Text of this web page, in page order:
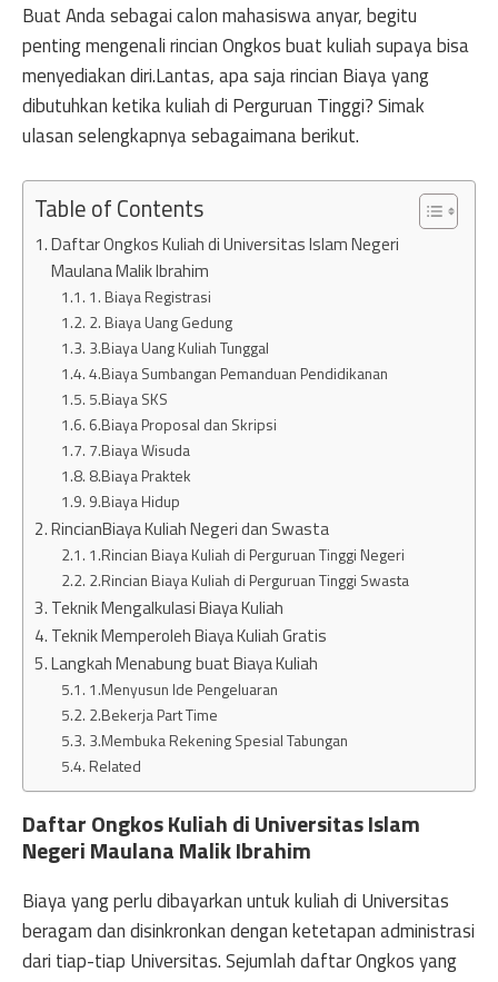
Buat Anda sebagai calon mahasiswa anyar, begitu
penting mengenali rincian Ongkos buat kuliah supaya bisa
menyediakan diri.Lantas, apa saja rincian Biaya yang
dibutuhkan ketika kuliah di Perguruan Tinggi? Simak
ulasan selengkapnya sebagaimana berikut.
Table of Contents
Daftar Ongkos Kuliah di Universitas Islam Negeri
Maulana Malik Ibrahim
1. Biaya Registrasi
2. Biaya Uang Gedung
3.Biaya Uang Kuliah Tunggal
4.Biaya Sumbangan Pemanduan Pendidikanan
5.Biaya SKS
6.Biaya Proposal dan Skripsi
7.Biaya Wisuda
8.Biaya Praktek
9.Biaya Hidup
RincianBiaya Kuliah Negeri dan Swasta
1.Rincian Biaya Kuliah di Perguruan Tinggi Negeri
2.Rincian Biaya Kuliah di Perguruan Tinggi Swasta
Teknik Mengalkulasi Biaya Kuliah
Teknik Memperoleh Biaya Kuliah Gratis
Langkah Menabung buat Biaya Kuliah
1.Menyusun Ide Pengeluaran
2.Bekerja Part Time
3.Membuka Rekening Spesial Tabungan
Related
Daftar Ongkos Kuliah di Universitas Islam
Negeri Maulana Malik Ibrahim
Biaya yang perlu dibayarkan untuk kuliah di Universitas
beragam dan disinkronkan dengan ketetapan administrasi
dari tiap-tiap Universitas. Sejumlah daftar Ongkos yang